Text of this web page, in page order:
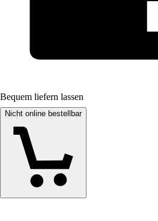
Bequem liefern lassen
Nicht online bestellbar